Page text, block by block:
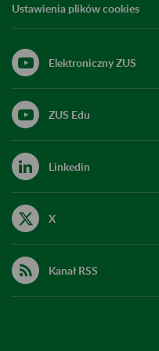
Ustawienia plików cookies
Elektroniczny ZUS
ZUS Edu
Linkedin
X
Kanał RSS